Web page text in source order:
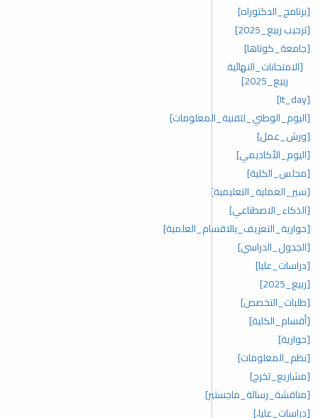
[برنامج_الدكتوراه]
[ترحيب ربيع_2025]
[جامعة_كوتاها]
[الامتحانات_النهائية
ربيع_2025]
[It_day]
[اليوم_الوطني_لتقنية_المعلومات]
[ورش_عمل]
[اليوم_الأكاديمي]
[مجلس_الكلية]
[سير_العملية_التعليمية]
[الذكاء_الاصطناعي]
[حوارية_التعريف_بالاقسام_العلمية]
[الجدول_الدراسي]
[دراسات_عليا]
[ربيع_2025]
[طلبات_التخصص]
[أقسام_الكلية]
[حوارية]
[نظم_المعلومات]
[مشاريع_تخرج]
[مناقشة_رسالة_ماجستير]
[دراسات_عليا،]